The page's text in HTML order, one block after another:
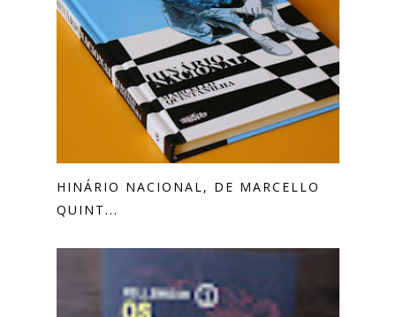
HINÁRIO NACIONAL, DE MARCELLO
QUINT...